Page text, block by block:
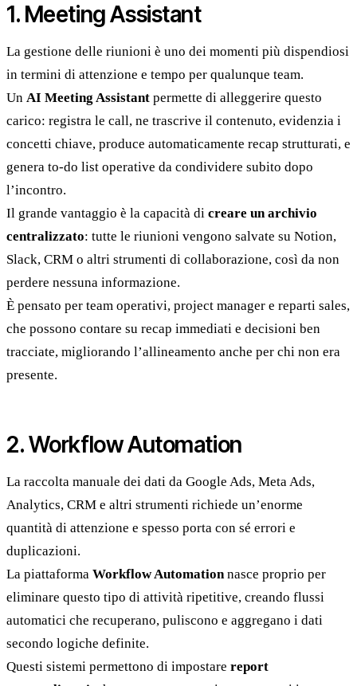
1. Meeting Assistant
La gestione delle riunioni è uno dei momenti più dispendiosi
in termini di attenzione e tempo per qualunque team.
Un AI Meeting Assistant permette di alleggerire questo
carico: registra le call, ne trascrive il contenuto, evidenzia i
concetti chiave, produce automaticamente recap strutturati, e
genera to-do list operative da condividere subito dopo
l’incontro.
Il grande vantaggio è la capacità di creare un archivio
centralizzato: tutte le riunioni vengono salvate su Notion,
Slack, CRM o altri strumenti di collaborazione, così da non
perdere nessuna informazione.
È pensato per team operativi, project manager e reparti sales,
che possono contare su recap immediati e decisioni ben
tracciate, migliorando l’allineamento anche per chi non era
presente.
2. Workflow Automation
La raccolta manuale dei dati da Google Ads, Meta Ads,
Analytics, CRM e altri strumenti richiede un’enorme
quantità di attenzione e spesso porta con sé errori e
duplicazioni.
La piattaforma Workflow Automationnasce proprio per
eliminare questo tipo di attività ripetitive, creando flussi
automatici che recuperano, puliscono e aggregano i dati
secondo logiche definite.
Questi sistemi permettono di impostare report